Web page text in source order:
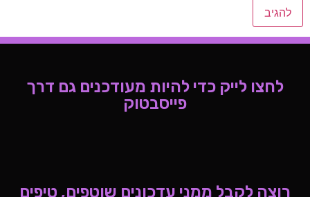
לחצו לייק כדי להיות מעודכנים גם דרך
פייסבטוק
רוצה לקבל ממני עדכונים שוטפים, טיפים